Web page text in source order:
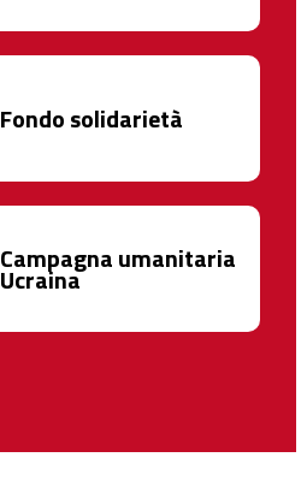
Fondo solidarietà
Campagna umanitaria
Ucraina